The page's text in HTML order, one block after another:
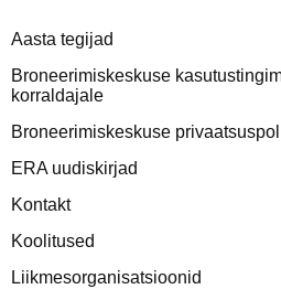
Aasta tegijad
Broneerimiskeskuse
korraldajale
Broneerimiskeskuse
ERA uudiskirjad
Kontakt
Koolitused
Liikmesorganisatsioonid